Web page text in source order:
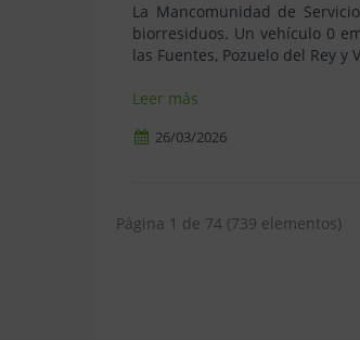
La Mancomunidad de
biorresiduos. Un vehículo 0
las Fuentes, Pozuelo del Rey
Leer más
26/03/2026
Página 1 de 74 (739 elementos)